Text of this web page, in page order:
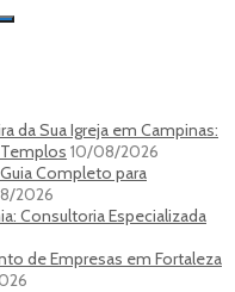
da Sua Igreja em Campinas:
10/08/2026
Completo para
2026
Consultoria Especializada
de Empresas em Fortaleza